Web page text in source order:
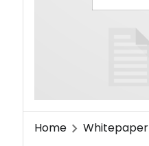
Home Whitepaper